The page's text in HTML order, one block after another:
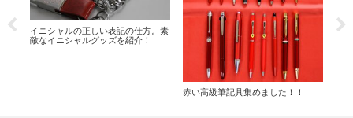
の
イニシャルの正しい表記の仕方。素
敵なイニシャルグッズを紹介！
赤い高級筆記具集めました！！